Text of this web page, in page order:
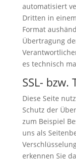
automatisiert
Dritten in
Format
Übertragung
es technisch
SSL- bzw.
Diese Seite
Schutz der
zum Beispiel
uns als
erkennen Sie